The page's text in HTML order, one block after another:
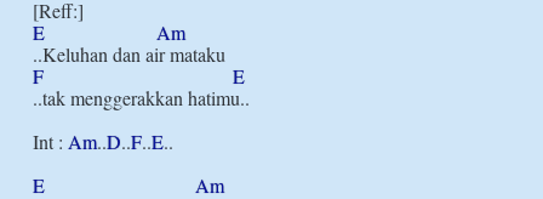
E
Am
F
E
..tak menggerakkan hatimu..
Int : Am..D..F..E..
E
Am